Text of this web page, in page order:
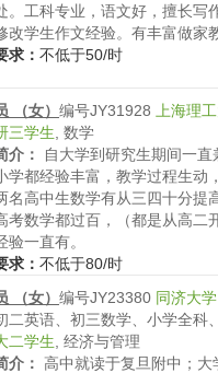
。工科专业，语文好，擅长写
改学生作文经验。有丰富做家
求： 不低于50/时
（女） 编号JY31928 上海理
三学生 数学
介：
自大学到研究生期间一直
学都经验丰富，教学过程生动
名高中生数学有从三四十分提
考数学都过百，（都是从高二
验一直有。
求： 不低于80/时
（女） 编号JY23380 同济大学
二英语、初三数学、小学全科、
二学生 经济与管理
介： 高中就读于复旦附中；大